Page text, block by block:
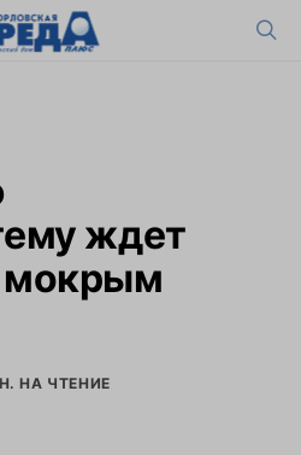
ждет
мокрым
НА ЧТЕНИЕ